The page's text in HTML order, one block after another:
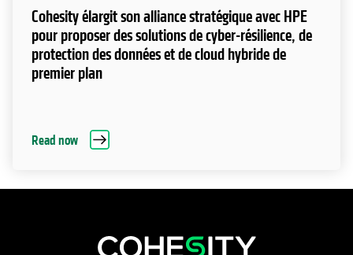
Cohesity élargit son alliance stratégique avec HPE
pour proposer des solutions de cyber-résilience, de
protection des données et de cloud hybride de
premier plan
Read now
s’ouvre dans un nouvel onglet
s’ouvre dans un nouvel onglet
s’ouvre dans un nouvel onglet
s’ouvre dans un nouvel
s’ouvre dans un nouvel